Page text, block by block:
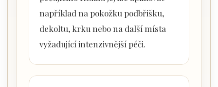
například na pokožku podbřišku,
dekoltu, krku nebo na další místa
vyžadující intenzivnější péči.